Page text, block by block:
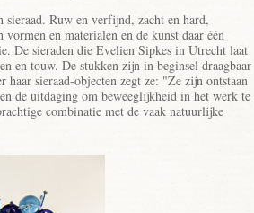
sieraad. Ruw en verfijnd, zacht en hard,
en materialen en de kunst daar één
De sieraden die Evelien Sipkes in Utrecht laat
en touw. De stukken zijn in beginsel draagbaar
sieraad-objecten zegt ze: "Ze zijn ontstaan
de uitdaging om beweeglijkheid in het werk te
combinatie met de vaak natuurlijke